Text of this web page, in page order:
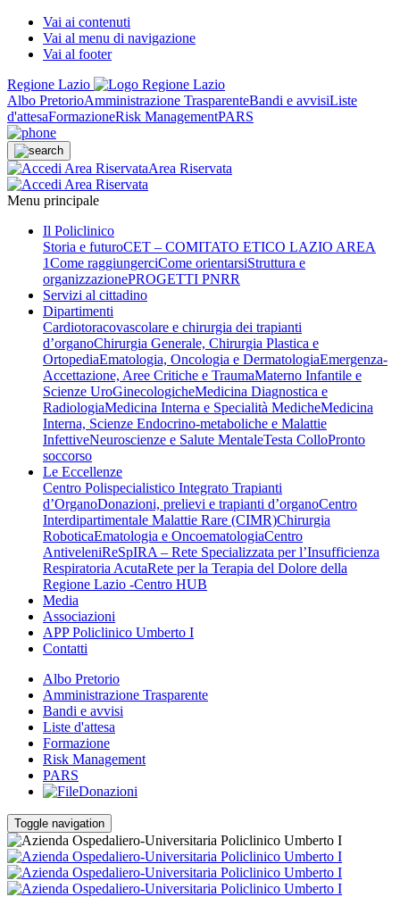
Vai ai contenuti
Vai al menu di navigazione
Vai al footer
Regione Lazio
Albo PretorioAmministrazione TrasparenteBandi e avvisiListe
d'attesaFormazioneRisk ManagementPARS
Area Riservata
Menu principale
Il Policlinico
Storia e futuroCET – COMITATO ETICO LAZIO AREA
1Come raggiungerciCome orientarsiStruttura e
organizzazionePROGETTI PNRR
Servizi al cittadino
Dipartimenti
Cardiotoracovascolare e chirurgia dei trapianti
d’organoChirurgia Generale, Chirurgia Plastica e
OrtopediaEmatologia, Oncologia e DermatologiaEmergenza-
Accettazione, Aree Critiche e TraumaMaterno Infantile e
Scienze UroGinecologicheMedicina Diagnostica e
RadiologiaMedicina Interna e Specialità MedicheMedicina
Interna, Scienze Endocrino-metaboliche e Malattie
InfettiveNeuroscienze e Salute MentaleTesta ColloPronto
soccorso
Le Eccellenze
Centro Polispecialistico Integrato Trapianti
d’OrganoDonazioni, prelievi e trapianti d’organoCentro
Interdipartimentale Malattie Rare (CIMR)Chirurgia
RoboticaEmatologia e OncoematologiaCentro
AntiveleniReSpIRA – Rete Specializzata per l’Insufficienza
Respiratoria AcutaRete per la Terapia del Dolore della
Regione Lazio -Centro HUB
Media
Associazioni
APP Policlinico Umberto I
Contatti
Albo Pretorio
Amministrazione Trasparente
Bandi e avvisi
Liste d'attesa
Formazione
Risk Management
PARS
Donazioni
Toggle navigation